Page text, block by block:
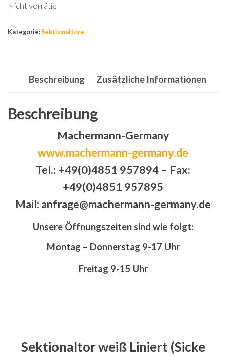
Nicht vorrätig
Kategorie:Sektionaltore
Beschreibung Zusätzliche Informationen
Beschreibung
Machermann-Germany
www.machermann-germany.de
Tel.: +49(0)4851 957894 – Fax:
+49(0)4851 957895
Mail: anfrage@machermann-germany.de
Unsere Öffnungszeiten sind wie folgt:
Montag – Donnerstag 9-17 Uhr
Freitag 9-15 Uhr
Sektionaltor weiß Liniert (Sicke